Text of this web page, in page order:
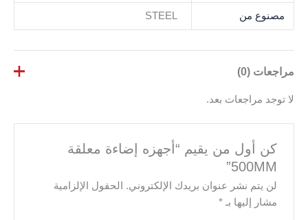
مصنوع من STEEL
مراجعات (0)
لا توجد مراجعات بعد.
كن أول من يقيم “أجهزه إضاءة معلقة
500MM”
لن يتم نشر عنوان بريدك الإلكتروني.
الحقول الإلزامية
مشار إليها بـ*